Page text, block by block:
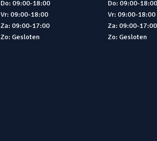
Do: 09:00-18:00
Vr: 09:00-18:00
Za: 09:00-17:00
Zo: Gesloten
Do: 09:00-18:00
Vr: 09:00-18:00
Za: 09:00-17:00
Zo: Gesloten